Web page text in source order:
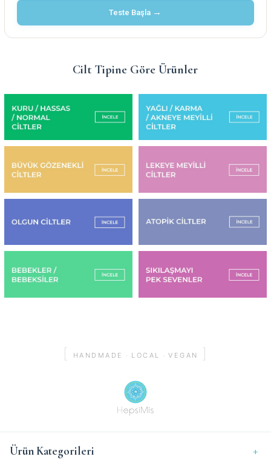
Teste Başla →
Cilt Tipine Göre Ürünler
HANDMADE · LOCAL · VEGAN ]
Ürün Kategorileri